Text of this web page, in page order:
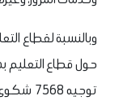
حول قطاع التعليم
توجيه